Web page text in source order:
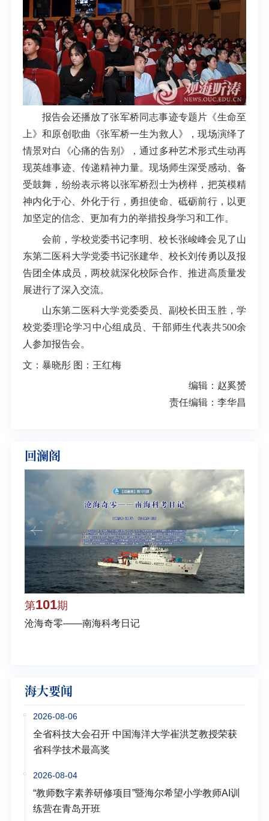
报告会还播放了张军桥同志事迹专题片《生命至
上》和原创歌曲《张军桥一生为救人》，现场演绎了
情景对白《心痛的告别》，通过多种艺术形式生动再
现英雄事迹、传递精神力量。现场师生深受感动、备
受鼓舞，纷纷表示将以张军桥烈士为榜样，把英模精
神内化于心、外化于行，勇担使命、砥砺前行，以更
加坚定的信念、更加有力的举措投身学习和工作。
会前，学校党委书记李明、校长张峻峰会见了山
东第二医科大学党委书记张建华、校长刘传勇以及报
告团全体成员，两校就深化校际合作、推进高质量发
展进行了深入交流。
山东第二医科大学党委委员、副校长田玉胜，学
校党委理论学习中心组成员、干部师生代表共500余
人参加报告会。
文：暴晓彤 图：王红梅
编辑：赵奚赟
责任编辑：李华昌
回澜阁
第101期
沧海奇零——南海科考日记
海大要闻
2026-08-06
全省科技大会召开 中国海洋大学崔洪芝教授荣获
省科学技术最高奖
2026-08-04
“教师数字素养研修项目”暨海尔希望小学教师AI训
练营在青岛开班